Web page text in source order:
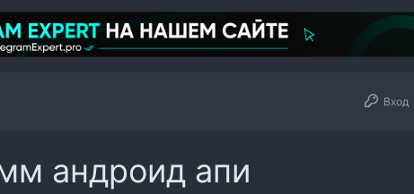
Вход
андроид апи